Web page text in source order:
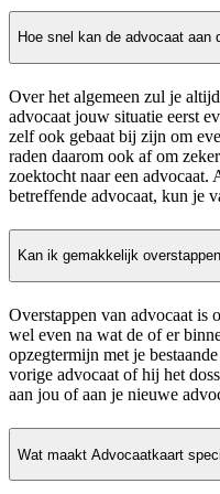
Hoe snel kan de advocaat aan
Over het algemeen zul je
advocaat jouw situatie eerst
zelf ook gebaat bij zijn om
raden daarom ook af om
zoektocht naar een
betreffende advocaat, kun je
Kan ik gemakkelijk
Overstappen van advocaat is
wel even na wat de of er
opzegtermijn met je
vorige advocaat of hij het
aan jou of aan je nieuwe
Wat maakt Advocaatkaart